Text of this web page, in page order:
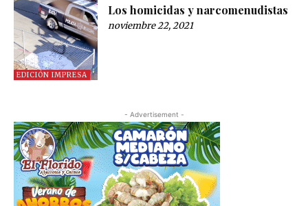
EDICIÓN IMPRESA
Los homicidas y narcomenudistas
noviembre 22, 2021
- Advertisement -